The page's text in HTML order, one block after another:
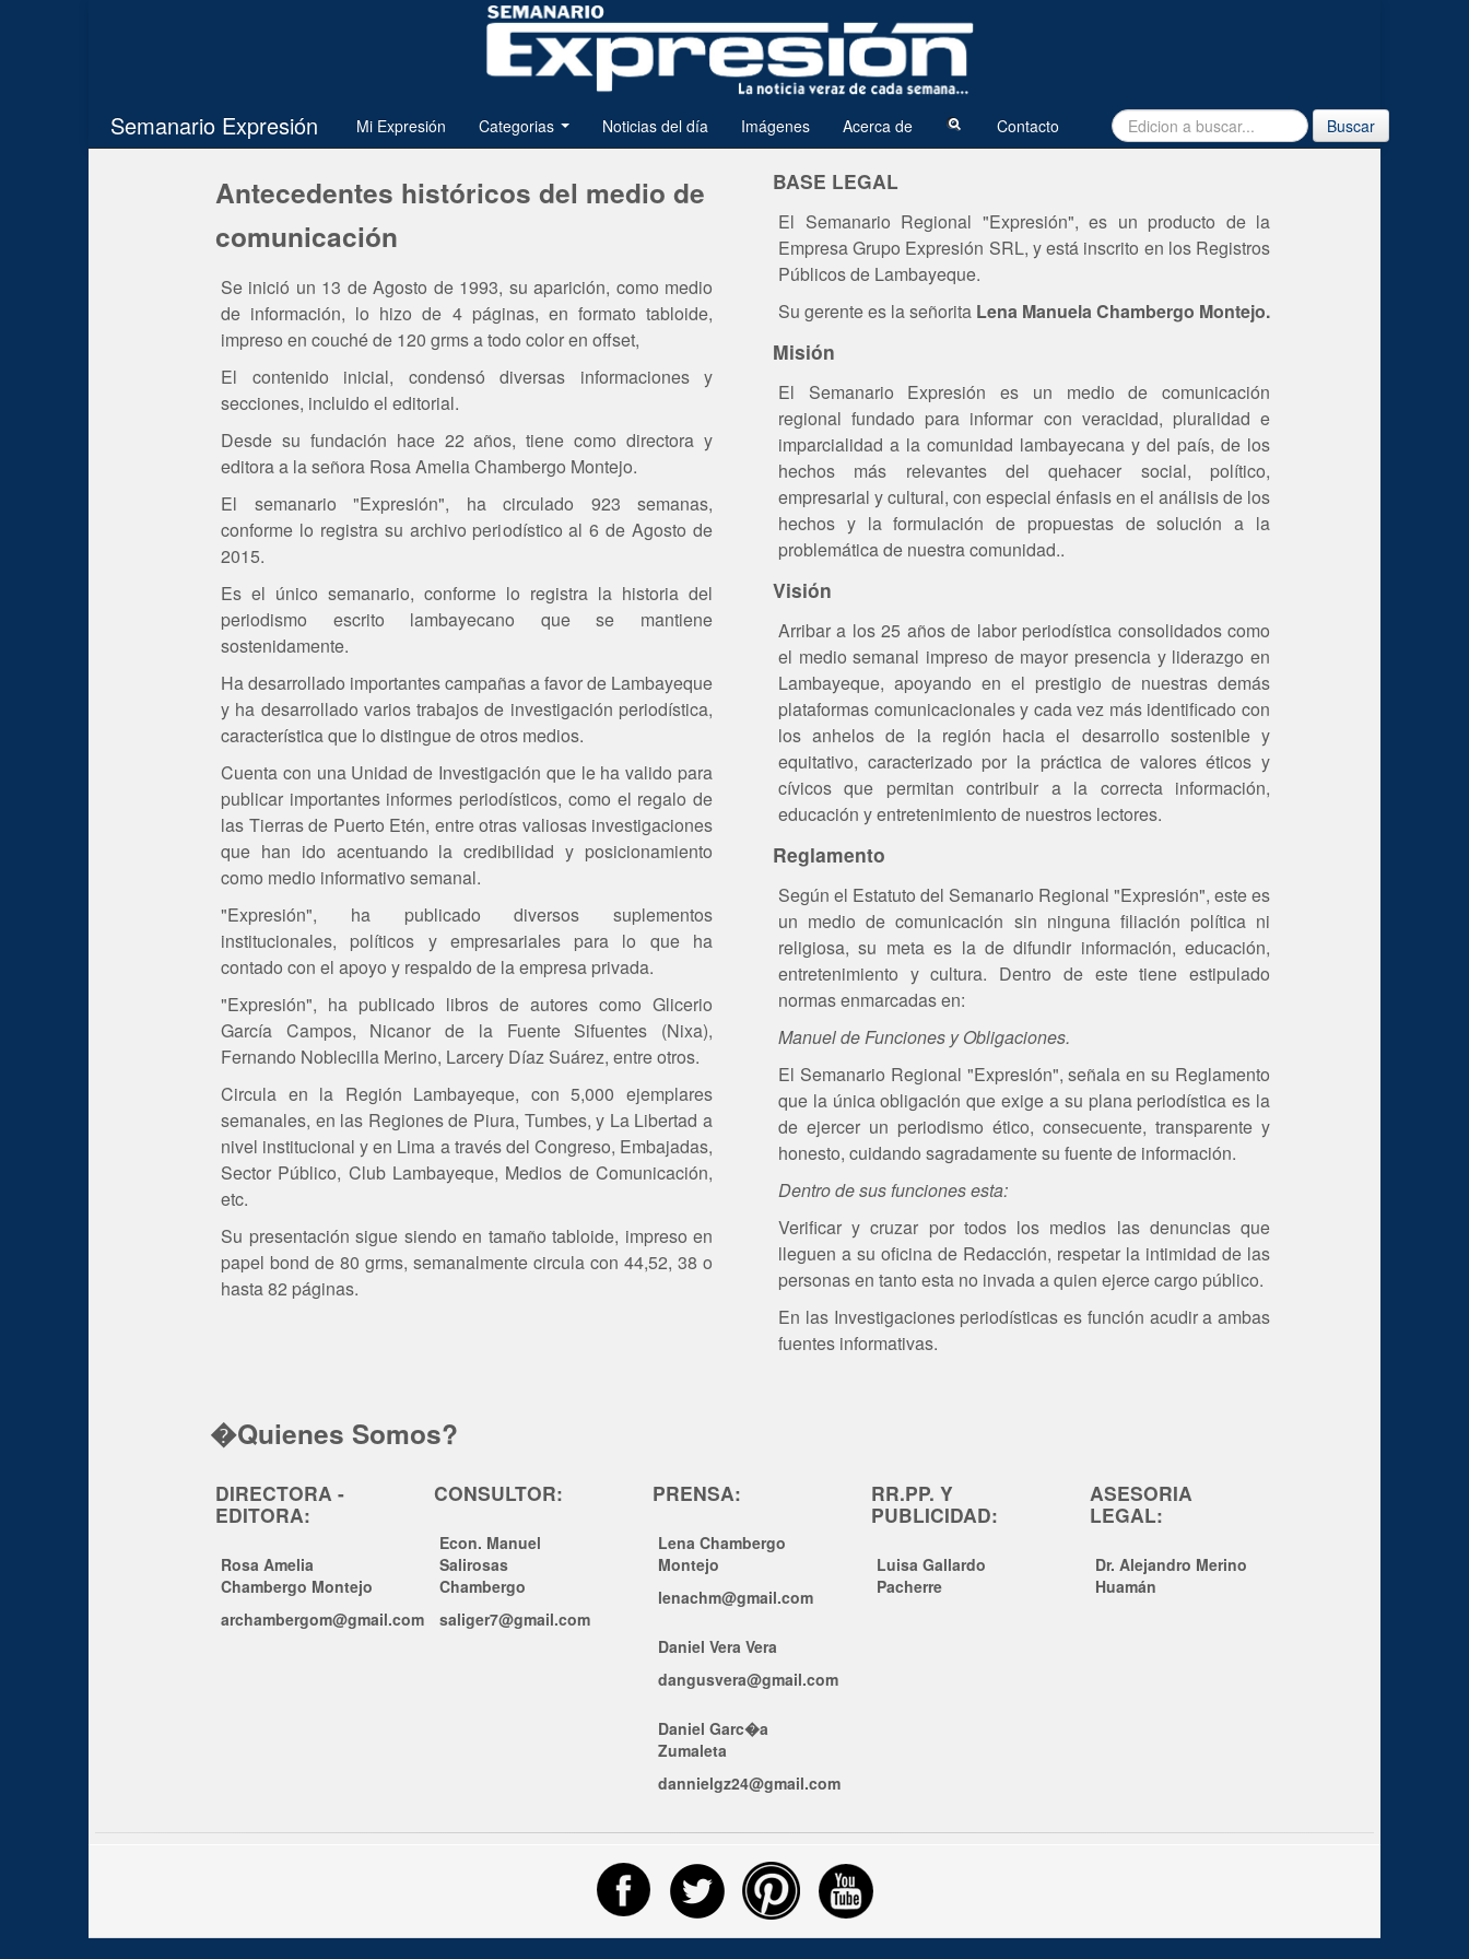
Semanario Expresión Mi Expresión Categorias Noticias del día Imágenes Acerca de Contacto Buscar
Antecedentes históricos del medio de
comunicación
Se inició un 13 de Agosto de 1993, su aparición, como medio
de información, lo hizo de 4 páginas, en formato tabloide,
impreso en couché de 120 grms a todo color en offset,
El contenido inicial, condensó diversas informaciones y
secciones, incluido el editorial.
Desde su fundación hace 22 años, tiene como directora y
editora a la señora Rosa Amelia Chambergo Montejo.
El semanario "Expresión", ha circulado 923 semanas,
conforme lo registra su archivo periodístico al 6 de Agosto de
2015.
Es el único semanario, conforme lo registra la historia del
periodismo escrito lambayecano que se mantiene
sostenidamente.
Ha desarrollado importantes campañas a favor de Lambayeque
y ha desarrollado varios trabajos de investigación periodística,
característica que lo distingue de otros medios.
Cuenta con una Unidad de Investigación que le ha valido para
publicar importantes informes periodísticos, como el regalo de
las Tierras de Puerto Etén, entre otras valiosas investigaciones
que han ido acentuando la credibilidad y posicionamiento
como medio informativo semanal.
"Expresión", ha publicado diversos suplementos
institucionales, políticos y empresariales para lo que ha
contado con el apoyo y respaldo de la empresa privada.
"Expresión", ha publicado libros de autores como Glicerio
García Campos, Nicanor de la Fuente Sifuentes (Nixa),
Fernando Noblecilla Merino, Larcery Díaz Suárez, entre otros.
Circula en la Región Lambayeque, con 5,000 ejemplares
semanales, en las Regiones de Piura, Tumbes, y La Libertad a
nivel institucional y en Lima a través del Congreso, Embajadas,
Sector Público, Club Lambayeque, Medios de Comunicación,
etc.
Su presentación sigue siendo en tamaño tabloide, impreso en
papel bond de 80 grms, semanalmente circula con 44,52, 38 o
hasta 82 páginas.
BASE LEGAL
El Semanario Regional "Expresión", es un producto de la
Empresa Grupo Expresión SRL, y está inscrito en los Registros
Públicos de Lambayeque.
Su gerente es la señorita Lena Manuela Chambergo Montejo.
Misión
El Semanario Expresión es un medio de comunicación
regional fundado para informar con veracidad, pluralidad e
imparcialidad a la comunidad lambayecana y del país, de los
hechos más relevantes del quehacer social, político,
empresarial y cultural, con especial énfasis en el análisis de los
hechos y la formulación de propuestas de solución a la
problemática de nuestra comunidad..
Visión
Arribar a los 25 años de labor periodística consolidados como
el medio semanal impreso de mayor presencia y liderazgo en
Lambayeque, apoyando en el prestigio de nuestras demás
plataformas comunicacionales y cada vez más identificado con
los anhelos de la región hacia el desarrollo sostenible y
equitativo, caracterizado por la práctica de valores éticos y
cívicos que permitan contribuir a la correcta información,
educación y entretenimiento de nuestros lectores.
Reglamento
Según el Estatuto del Semanario Regional "Expresión", este es
un medio de comunicación sin ninguna filiación política ni
religiosa, su meta es la de difundir información, educación,
entretenimiento y cultura. Dentro de este tiene estipulado
normas enmarcadas en:
Manuel de Funciones y Obligaciones.
El Semanario Regional "Expresión", señala en su Reglamento
que la única obligación que exige a su plana periodística es la
de ejercer un periodismo ético, consecuente, transparente y
honesto, cuidando sagradamente su fuente de información.
Dentro de sus funciones esta:
Verificar y cruzar por todos los medios las denuncias que
lleguen a su oficina de Redacción, respetar la intimidad de las
personas en tanto esta no invada a quien ejerce cargo público.
En las Investigaciones periodísticas es función acudir a ambas
fuentes informativas.
�Quienes Somos?
DIRECTORA -
EDITORA:
Rosa Amelia
Chambergo Montejo
archambergom@gmail.com
CONSULTOR:
Econ. Manuel
Salirosas
Chambergo
saliger7@gmail.com
PRENSA:
Lena Chambergo
Montejo
lenachm@gmail.com
Daniel Vera Vera
dangusvera@gmail.com
Daniel Garc�a
Zumaleta
dannielgz24@gmail.com
RR.PP. Y
PUBLICIDAD:
Luisa Gallardo
Pacherre
ASESORIA
LEGAL:
Dr. Alejandro Merino
Huamán